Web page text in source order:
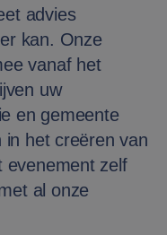
advies
kan. Onze
vanaf het
uw
en gemeente
het creëren van
evenement zelf
al onze